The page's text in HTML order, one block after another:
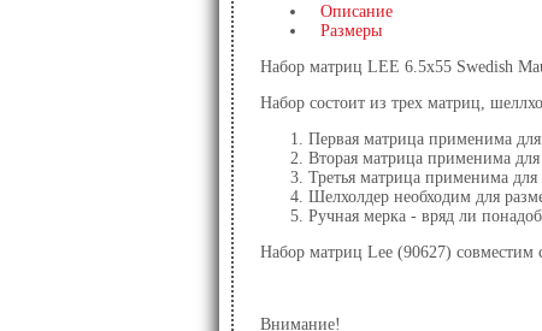
Описание
Размеры
Набор матриц LEE 6.5x55 Swedish
Набор состоит из трех матриц,
Первая матрица применима
Вторая матрица применима
Третья матрица применима
Шелхолдер необходим для
Ручная мерка - вряд ли
Набор матриц Lee (90627) совместим
Внимание!